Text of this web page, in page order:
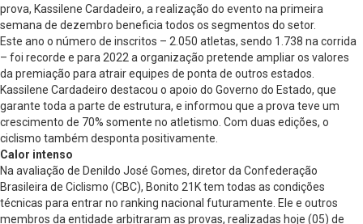
prova, Kassilene Cardadeiro, a realização do evento na primeira
semana de dezembro beneficia todos os segmentos do setor.
Este ano o número de inscritos – 2.050 atletas, sendo 1.738 na corrida
– foi recorde e para 2022 a organização pretende ampliar os valores
da premiação para atrair equipes de ponta de outros estados.
Kassilene Cardadeiro destacou o apoio do Governo do Estado, que
garante toda a parte de estrutura, e informou que a prova teve um
crescimento de 70% somente no atletismo. Com duas edições, o
ciclismo também desponta positivamente.
Calor intenso
Na avaliação de Denildo José Gomes, diretor da Confederação
Brasileira de Ciclismo (CBC), Bonito 21K tem todas as condições
técnicas para entrar no ranking nacional futuramente. Ele e outros
membros da entidade arbitraram as provas, realizadas hoje (05) de